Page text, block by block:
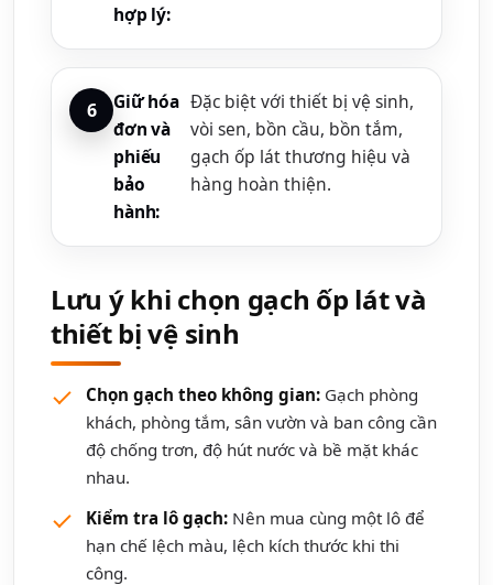
hợp lý:
Giữ hóa
đơn và
phiếu
bảo
hành:
Đặc biệt với thiết bị vệ sinh,
vòi sen, bồn cầu, bồn tắm,
gạch ốp lát thương hiệu và
hàng hoàn thiện.
Lưu ý khi chọn gạch ốp lát và
thiết bị vệ sinh
Chọn gạch theo không gian: Gạch phòng
khách, phòng tắm, sân vườn và ban công cần
độ chống trơn, độ hút nước và bề mặt khác
nhau.
Kiểm tra lô gạch: Nên mua cùng một lô để
hạn chế lệch màu, lệch kích thước khi thi
công.